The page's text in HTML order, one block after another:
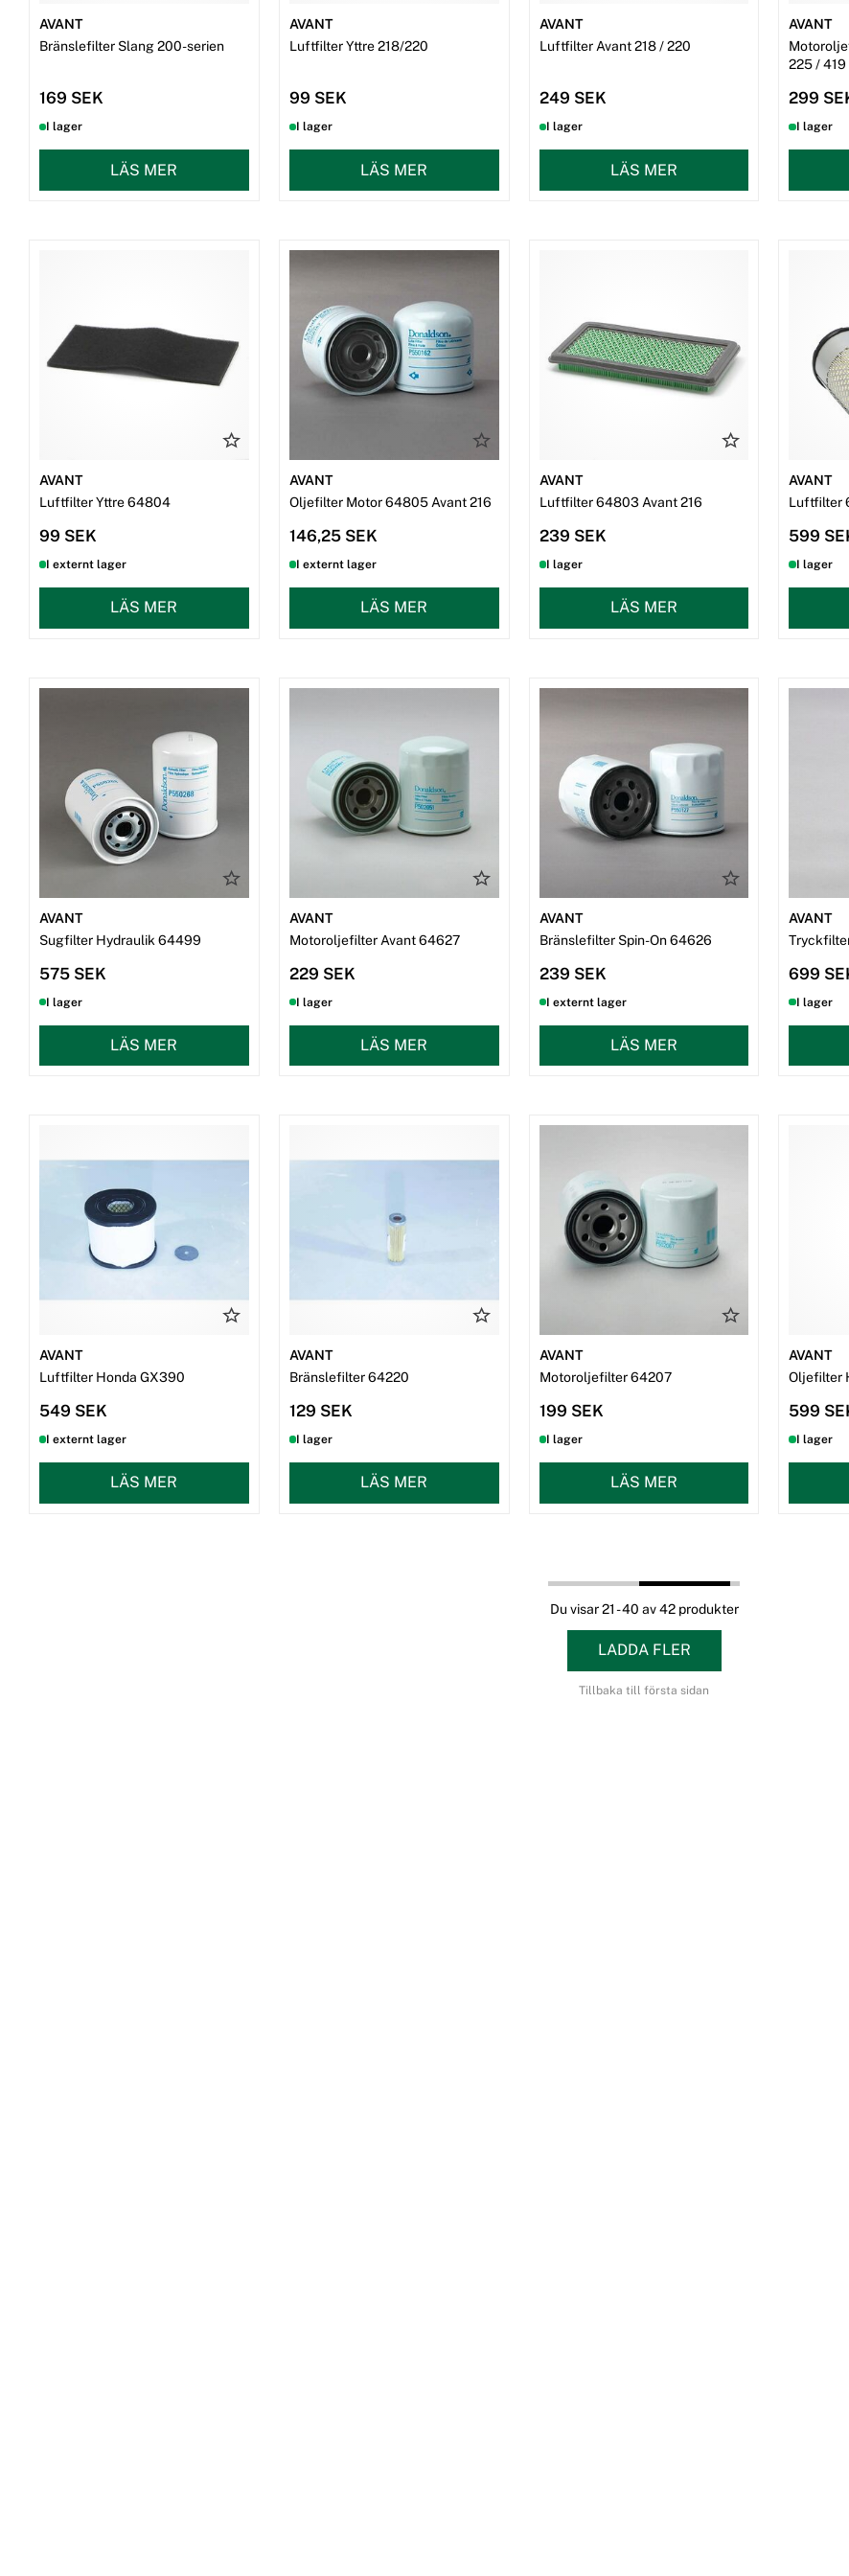
AVANT
Bränslefilter Slang 200-serien
169 SEK
I lager
LÄS MER
AVANT
Luftfilter Yttre 218/220
99 SEK
I lager
LÄS MER
AVANT
Luftfilter Avant 218 / 220
249 SEK
I lager
LÄS MER
AVANT
225 / 419
299
I lager
AVANT
Luftfilter Yttre 64804
99 SEK
I externt lager
LÄS MER
AVANT
Oljefilter Motor 64805 Avant 216
146,25 SEK
I externt lager
LÄS MER
AVANT
Luftfilter 64803 Avant 216
239 SEK
I lager
LÄS MER
AVANT
Luftfilter
599
I lager
AVANT
Sugfilter Hydraulik 64499
575 SEK
I lager
LÄS MER
AVANT
Motoroljefilter Avant 64627
229 SEK
I lager
LÄS MER
AVANT
Bränslefilter Spin-On 64626
239 SEK
I externt lager
LÄS MER
AVANT
699
I lager
AVANT
Luftfilter Honda GX390
549 SEK
I externt lager
LÄS MER
AVANT
Bränslefilter 64220
129 SEK
I lager
LÄS MER
AVANT
Motoroljefilter 64207
199 SEK
I lager
LÄS MER
AVANT
Oljefilter
599
I lager
Du visar 21 - 40 av 42 produkter
LADDA FLER
Tillbaka till första sidan